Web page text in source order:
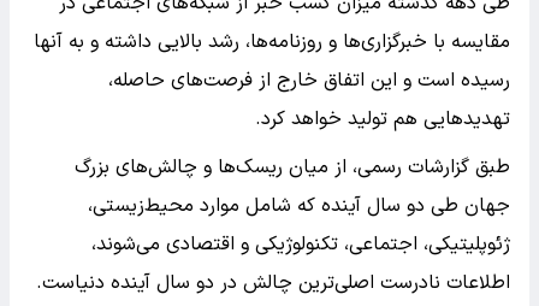
مقایسه با خبرگزاری‌ها و روزنامه‌ها، رشد بالایی داشته و به آنها
رسیده است و این اتفاق خارج از فرصت‌های حاصله،
تهدیدهایی هم تولید خواهد کرد.
طبق گزارشات رسمی، از میان ریسک‌ها و چالش‌های بزرگ
جهان طی دو سال آینده که شامل موارد محیط‌زیستی،
ژئوپلیتیکی، اجتماعی، تکنولوژیکی و اقتصادی می‌شوند،
اطلاعات نادرست اصلی‌ترین چالش در دو سال آینده دنیاست.